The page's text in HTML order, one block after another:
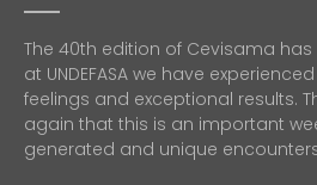
The 40th edition of Cevisama
at UNDEFASA we have
feelings and exceptional results.
again that this is an important
generated and unique